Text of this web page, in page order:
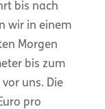
bis nach
wir in einem
Morgen
bis zum
uns. Die
pro